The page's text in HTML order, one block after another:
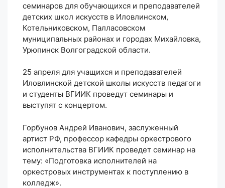
семинаров для обучающихся и преподавателей
детских школ искусств в Иловлинском,
Котельниковском, Палласовском
муниципальных районах и городах Михайловка,
Урюпинск Волгоградской области.
25 апреля для учащихся и преподавателей
Иловлинской детской школы искусств педагоги
и студенты ВГИИК проведут семинары и
выступят с концертом.
Горбунов Андрей Иванович, заслуженный
артист РФ, профессор кафедры оркестрового
исполнительства ВГИИК проведет семинар на
тему: «Подготовка исполнителей на
оркестровых инструментах к поступлению в
колледж».